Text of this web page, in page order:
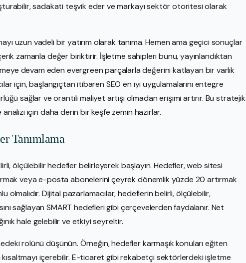
sadakati teşvik eder ve markayı sektör otoritesi olarak
uzun vadeli bir yatırım olarak tanıma. Hemen ama geçici sonuçlar
zamanla değer biriktirir. İşletme sahipleri bunu, yayınlandıktan
devam eden evergreen parçalarla değerini katlayan bir varlık
için, başlangıçtan itibaren SEO en iyi uygulamalarını entegre
sağlar ve orantılı maliyet artışı olmadan erişimi artırır. Bu stratejik
için daha derin bir keşfe zemin hazırlar.
Tanımlama
ölçülebilir hedefler belirleyerek başlayın. Hedefler, web sitesi
veya e-posta abonelerini çeyrek dönemlik yüzde 20 artırmak
olmalıdır. Dijital pazarlamacılar, hedeflerin belirli, ölçülebilir,
sağlayan SMART hedefleri gibi çerçevelerden faydalanır. Net
hale gelebilir ve etkiyi seyreltir.
rolünü düşünün. Örneğin, hedefler karmaşık konuları eğiten
içerebilir. E-ticaret gibi rekabetçi sektörlerdeki işletme